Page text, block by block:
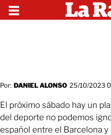
Por: DANIEL ALONSO 25/10/2023
El próximo sábado hay un
del deporte no podemos
español entre el Barcelona y